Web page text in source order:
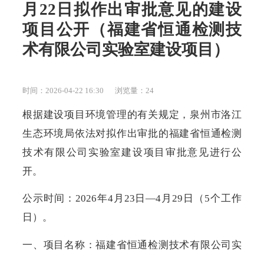
月22日拟作出审批意见的建设
项目公开（福建省恒通检测技
术有限公司实验室建设项目）
时间：2026-04-22 16:30 浏览量： 24
根据建设项目环境管理的有关规定，泉州市洛江
生态环境局依法对拟作出审批的福建省恒通检测
技术有限公司实验室建设项目审批意见进行公
开。
公示时间：2026年4月23日—4月29日（5个工作
日）。
一、项目名称：福建省恒通检测技术有限公司实